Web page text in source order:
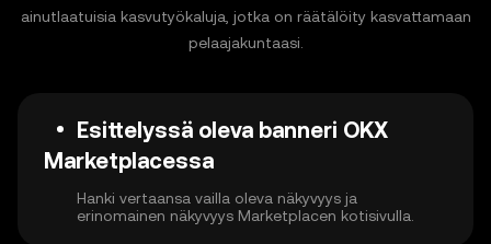
ainutlaatuisia kasvutyökaluja, jotka on räätälöity kasvattamaan
pelaajakuntaasi.
Esittelyssä oleva banneri OKX
Marketplacessa
Hanki vertaansa vailla oleva näkyvyys ja
erinomainen näkyvyys Marketplacen kotisivulla.